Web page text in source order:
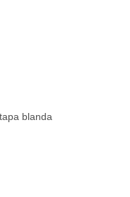
blanda